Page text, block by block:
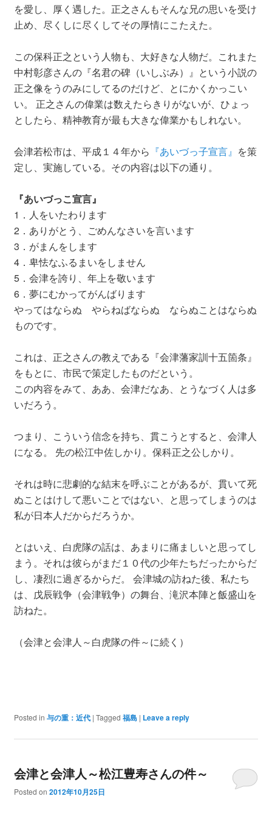
を愛し、厚く遇した。正之さんもそんな兄の思いを受け
止め、尽くしに尽くしてその厚情にこたえた。
この保科正之という人物も、大好きな人物だ。これまた
中村彰彦さんの『名君の碑（いしぶみ）』という小説の
正之像をうのみにしてるのだけど、とにかくかっこい
い。 正之さんの偉業は数えたらきりがないが、ひょっ
としたら、精神教育が最も大きな偉業かもしれない。
会津若松市は、平成１４年から 『あいづっ子宣言』 を策
定し、実施している。その内容は以下の通り。
『あいづっこ宣言』
1．人をいたわります
2．ありがとう、ごめんなさいを言います
3．がまんをします
4．卑怯なふるまいをしません
5．会津を誇り、年上を敬います
6．夢にむかってがんばります
やってはならぬ やらねばならぬ ならぬことはならぬ
ものです。
これは、正之さんの教えである『会津藩家訓十五箇条』
をもとに、市民で策定したものだという。
この内容をみて、ああ、会津だなあ、とうなづく人は多
いだろう。
つまり、こういう信念を持ち、貫こうとすると、会津人
になる。 先の松江中佐しかり。保科正之公しかり。
それは時に悲劇的な結末を呼ぶことがあるが、貫いて死
ぬことはけして悪いことではない、と思ってしまうのは
私が日本人だからだろうか。
とはいえ、白虎隊の話は、あまりに痛ましいと思ってし
まう。それは彼らがまだ１０代の少年たちだったからだ
し、凄烈に過ぎるからだ。 会津城の訪ねた後、私たち
は、戊辰戦争（会津戦争）の舞台、滝沢本陣と飯盛山を
訪ねた。
（会津と会津人～白虎隊の件～に続く）
Posted in 与の重：近代 | Tagged 福島 | Leave a reply
会津と会津人～松江豊寿さんの件～
Posted on 2012年10月25日